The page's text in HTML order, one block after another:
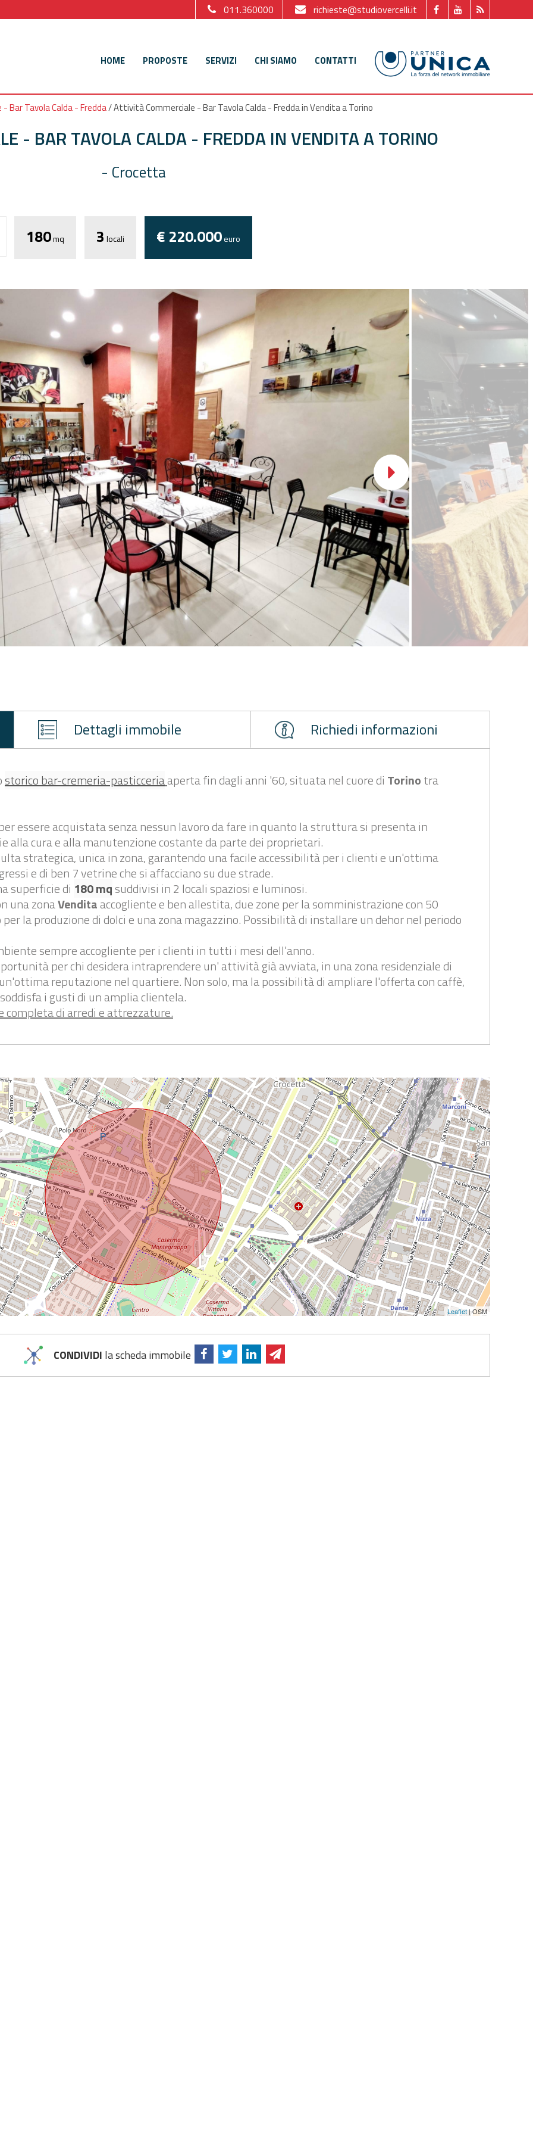
HOME PROPOSTE SERVIZI CHI SIAMO CONTATTI
richieste@studiovercelli.it
011.360000
Bar Tavola Calda - Fredda/Attività Commerciale - Bar Tavola Calda - Fredda in Vendita a Torino
- BAR TAVOLA CALDA - FREDDA IN VENDITA A TORINO
- Crocetta
Torna180mq 3 locali € 220.000euro
Dettagli immobile Richiedi informazioni
storico bar-cremeria-pasticceriaaperta fin dagli anni '60, situata nel cuore di Torinotra
essere acquistata senza nessun lavoro da fare in quanto la struttura si presenta in
alla cura e alla manutenzione costante da parte dei proprietari.
strategica, unica in zona, garantendo una facile accessibilità per i clienti e un'ottima
e di ben 7 vetrine che si affacciano su due strade.
superficie di 180 mqsuddivisi in 2 locali spaziosi e luminosi.
una zonaVenditaaccogliente e ben allestita, due zone per la somministrazione con 50
la produzione di dolci e una zona magazzino. Possibilità di installare un dehor nel periodo
sempre accogliente per i clienti in tutti i mesi dell'anno.
per chi desidera intraprendere un' attività già avviata, in una zona residenziale di
reputazione nel quartiere. Non solo, ma la possibilità di ampliare l'offerta con caffè,
i gusti di un amplia clientela.
completa di arredi e attrezzature.
Leaflet| OSM
CONDIVIDI la scheda immobile